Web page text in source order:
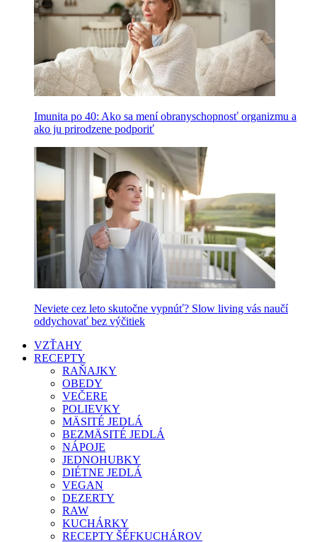
Imunita po 40: Ako sa mení obranyschopnosť organizmu a
ako ju prirodzene podporiť
Neviete cez leto skutočne vypnúť? Slow living vás naučí
oddychovať bez výčitiek
VZŤAHY
RECEPTY
RAŇAJKY
OBEDY
VEČERE
POLIEVKY
MÄSITÉ JEDLÁ
BEZMÄSITÉ JEDLÁ
NÁPOJE
JEDNOHUBKY
DIÉTNE JEDLÁ
VEGAN
DEZERTY
RAW
KUCHÁRKY
RECEPTY ŠÉFKUCHÁROV